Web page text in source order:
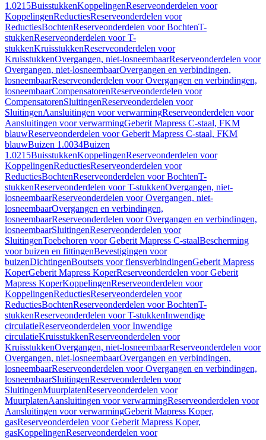
1.0215BuisstukkenKoppelingenReserveonderdelen voor
KoppelingenReductiesReserveonderdelen voor
ReductiesBochtenReserveonderdelen voor BochtenT-
stukkenReserveonderdelen voor T-
stukkenKruisstukkenReserveonderdelen voor
KruisstukkenOvergangen, niet-losneembaarReserveonderdelen voor
Overgangen, niet-losneembaarOvergangen en verbindingen,
losneembaarReserveonderdelen voor Overgangen en verbindingen,
losneembaarCompensatorenReserveonderdelen voor
CompensatorenSluitingenReserveonderdelen voor
SluitingenAansluitingen voor verwarmingReserveonderdelen voor
Aansluitingen voor verwarmingGeberit Mapress C-staal, FKM
blauwReserveonderdelen voor Geberit Mapress C-staal, FKM
blauwBuizen 1.0034Buizen
1.0215BuisstukkenKoppelingenReserveonderdelen voor
KoppelingenReductiesReserveonderdelen voor
ReductiesBochtenReserveonderdelen voor BochtenT-
stukkenReserveonderdelen voor T-stukkenOvergangen, niet-
losneembaarReserveonderdelen voor Overgangen, niet-
losneembaarOvergangen en verbindingen,
losneembaarReserveonderdelen voor Overgangen en verbindingen,
losneembaarSluitingenReserveonderdelen voor
SluitingenToebehoren voor Geberit Mapress C-staalBescherming
voor buizen en fittingenBevestigingen voor
buizenDichtingenBoutsets voor flensverbindingenGeberit Mapress
KoperGeberit Mapress KoperReserveonderdelen voor Geberit
Mapress KoperKoppelingenReserveonderdelen voor
KoppelingenReductiesReserveonderdelen voor
ReductiesBochtenReserveonderdelen voor BochtenT-
stukkenReserveonderdelen voor T-stukkenInwendige
circulatieReserveonderdelen voor Inwendige
circulatieKruisstukkenReserveonderdelen voor
KruisstukkenOvergangen, niet-losneembaarReserveonderdelen voor
Overgangen, niet-losneembaarOvergangen en verbindingen,
losneembaarReserveonderdelen voor Overgangen en verbindingen,
losneembaarSluitingenReserveonderdelen voor
SluitingenMuurplatenReserveonderdelen voor
MuurplatenAansluitingen voor verwarmingReserveonderdelen voor
Aansluitingen voor verwarmingGeberit Mapress Koper,
gasReserveonderdelen voor Geberit Mapress Koper,
gasKoppelingenReserveonderdelen voor